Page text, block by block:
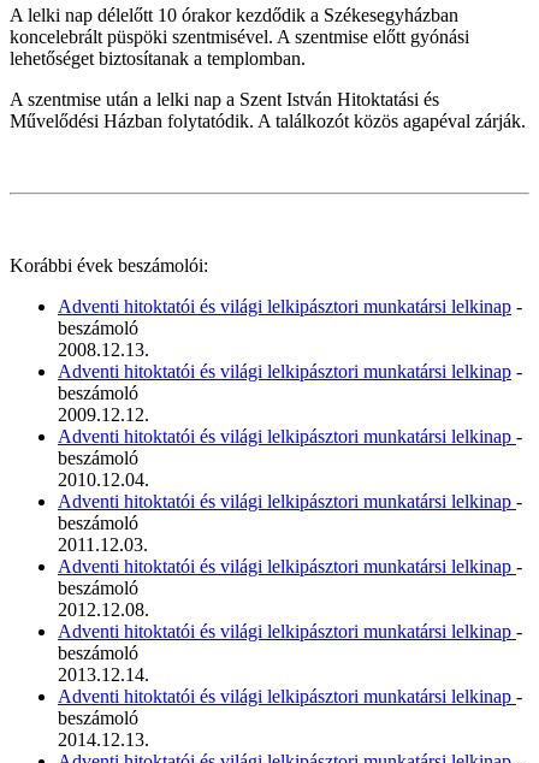
A lelki nap délelőtt 10 órakor kezdődik a Székesegyházban
koncelebrált püspöki szentmisével. A szentmise előtt gyónási
lehetőséget biztosítanak a templomban.
A szentmise után a lelki nap a Szent István Hitoktatási és
Művelődési Házban folytatódik. A találkozót közös agapéval zárják.
Korábbi évek beszámolói:
Adventi hitoktatói és világi lelkipásztori munkatársi lelkinap -
beszámoló
2008.12.13.
Adventi hitoktatói és világi lelkipásztori munkatársi lelkinap -
beszámoló
2009.12.12.
Adventi hitoktatói és világi lelkipásztori munkatársi lelkinap -
beszámoló
2010.12.04.
Adventi hitoktatói és világi lelkipásztori munkatársi lelkinap -
beszámoló
2011.12.03.
Adventi hitoktatói és világi lelkipásztori munkatársi lelkinap -
beszámoló
2012.12.08.
Adventi hitoktatói és világi lelkipásztori munkatársi lelkinap -
beszámoló
2013.12.14.
Adventi hitoktatói és világi lelkipásztori munkatársi lelkinap -
beszámoló
2014.12.13.